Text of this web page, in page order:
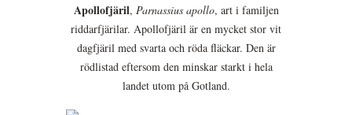
Apollofjäril, Parnassius apollo, art i familjen
riddarfjärilar. Apollofjäril är en mycket stor vit
dagfjäril med svarta och röda fläckar. Den är
rödlistad eftersom den minskar starkt i hela
landet utom på Gotland.